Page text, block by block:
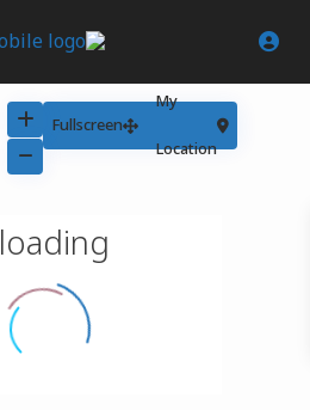
loading...
My
Location
Fullscreen